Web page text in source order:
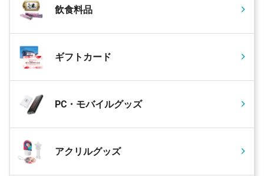
飲食料品
ギフトカード
PC・モバイルグッズ
アクリルグッズ